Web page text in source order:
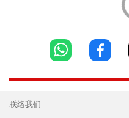
联络我们